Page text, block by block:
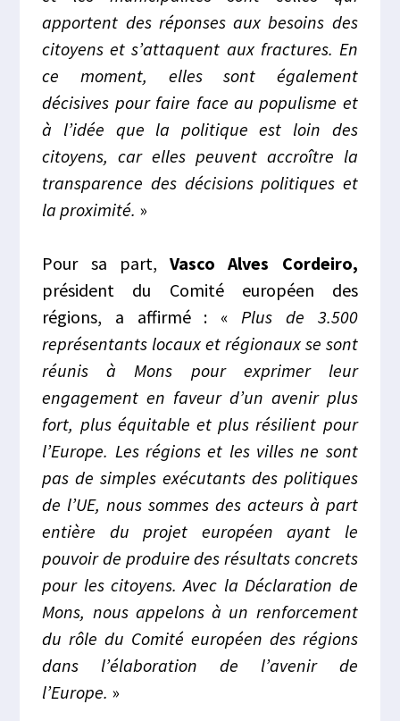
apportent des réponses aux besoins des
citoyens et s’attaquent aux fractures. En
ce moment, elles sont également
décisives pour faire face au populisme et
à l’idée que la politique est loin des
citoyens, car elles peuvent accroître la
transparence des décisions politiques et
la proximité. »
Pour sa part,Vasco Alves Cordeiro,
président du Comité européen des
régions, a affirmé : « Plus de 3.500
représentants locaux et régionaux se sont
réunis à Mons pour exprimer leur
engagement en faveur d’un avenir plus
fort, plus équitable et plus résilient pour
l’Europe. Les régions et les villes ne sont
pas de simples exécutants des politiques
de l’UE, nous sommes des acteurs à part
entière du projet européen ayant le
pouvoir de produire des résultats concrets
pour les citoyens. Avec la Déclaration de
Mons, nous appelons à un renforcement
du rôle du Comité européen des régions
dans l’élaboration de l’avenir de
l’Europe. »